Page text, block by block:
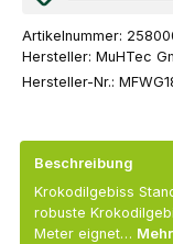
Artikelnummer:
Hersteller: MuHTec
Hersteller-Nr.:
Beschreibung
Krokodilgebiss
robuste
Meter eignet… Mehr